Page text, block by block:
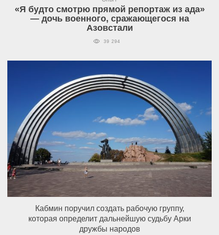
«Я будто смотрю прямой репортаж из ада»
— дочь военного, сражающегося на
Азовстали
39 294
Кабмин поручил создать рабочую группу,
которая определит дальнейшую судьбу Арки
дружбы народов